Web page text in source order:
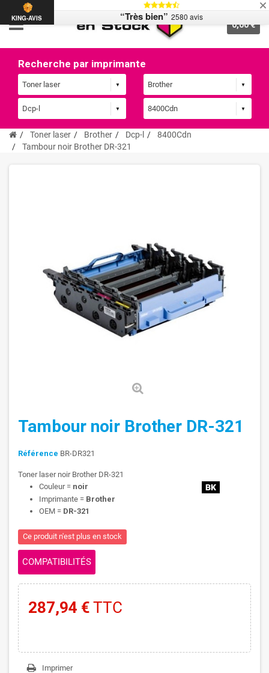
0,00 €
Recherche par imprimante
Toner laser Brother Dcp-l
8400Cdn
Tambour noir Brother DR-321
Tambour noir Brother DR-321
Référence BR-DR321
Toner laser noir Brother DR-321
Couleur = noir
Imprimante = Brother
OEM = DR-321
Ce produit n'est plus en stock
COMPATIBILITÉS
287,94 € TTC
Imprimer
KING-AVIS “Très bien” 2580 avis